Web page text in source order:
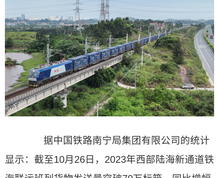
据中国铁路南宁局集团有限公司的统计
显示：截至10月26日，2023年西部陆海新通道铁